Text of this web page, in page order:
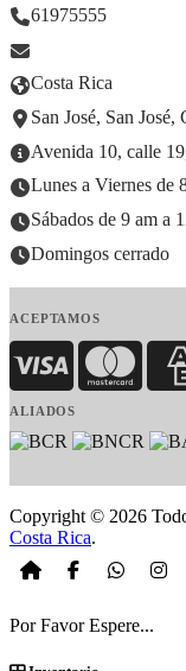
61975555
Costa Rica
San José, San José,
Avenida 10, calle
Lunes a Viernes de
Sábados de 9 am a
Domingos cerrado
ACEPTAMOS
Visa
ALIADOS
Copyright © 2026
Costa Rica.
Por Favor Espere...